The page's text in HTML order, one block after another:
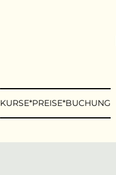
KURSE*PREISE*BUCHUNG